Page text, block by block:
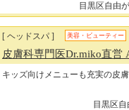
目黒区自由
[ ヘッドスパ ] 美容・ビューティー
皮膚科専門医Dr.miko直営
キッズ向けメニューも充実の皮
目黒区自